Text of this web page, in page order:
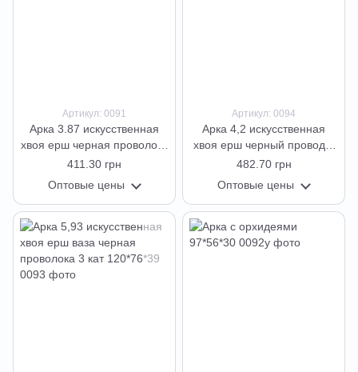
Артикул: 0091
Арка 3.87 искусственная
хвоя ерш черная проволока
3 кат 84*60*32
411.30 грн
Оптовые цены
Артикул: 0094
Арка 4,2 искусственная
хвоя ерш черный провод 3
кат 98*62*32
482.70 грн
Оптовые цены